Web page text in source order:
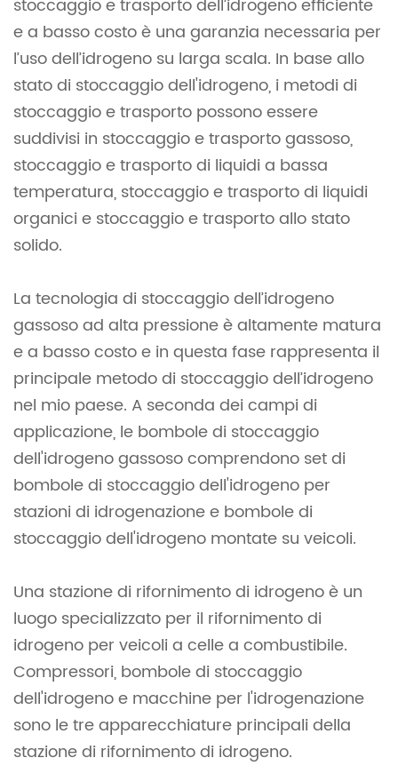
stoccaggio e trasporto dell’idrogeno efficiente
e a basso costo è una garanzia necessaria per
l’uso dell’idrogeno su larga scala. In base allo
stato di stoccaggio dell'idrogeno, i metodi di
stoccaggio e trasporto possono essere
suddivisi in stoccaggio e trasporto gassoso,
stoccaggio e trasporto di liquidi a bassa
temperatura, stoccaggio e trasporto di liquidi
organici e stoccaggio e trasporto allo stato
solido.
La tecnologia di stoccaggio dell’idrogeno
gassoso ad alta pressione è altamente matura
e a basso costo e in questa fase rappresenta il
principale metodo di stoccaggio dell’idrogeno
nel mio paese. A seconda dei campi di
applicazione, le bombole di stoccaggio
dell'idrogeno gassoso comprendono set di
bombole di stoccaggio dell'idrogeno per
stazioni di idrogenazione e bombole di
stoccaggio dell'idrogeno montate su veicoli.
Una stazione di rifornimento di idrogeno è un
luogo specializzato per il rifornimento di
idrogeno per veicoli a celle a combustibile.
Compressori, bombole di stoccaggio
dell'idrogeno e macchine per l'idrogenazione
sono le tre apparecchiature principali della
stazione di rifornimento di idrogeno.